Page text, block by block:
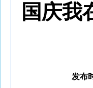
国庆我
发布